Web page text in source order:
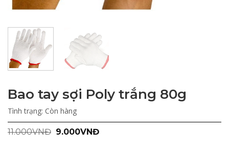
Bao tay sợi Poly trắng 80g
Tình trạng: Còn hàng
11.000VNĐ Giá
9.000VNĐGiá